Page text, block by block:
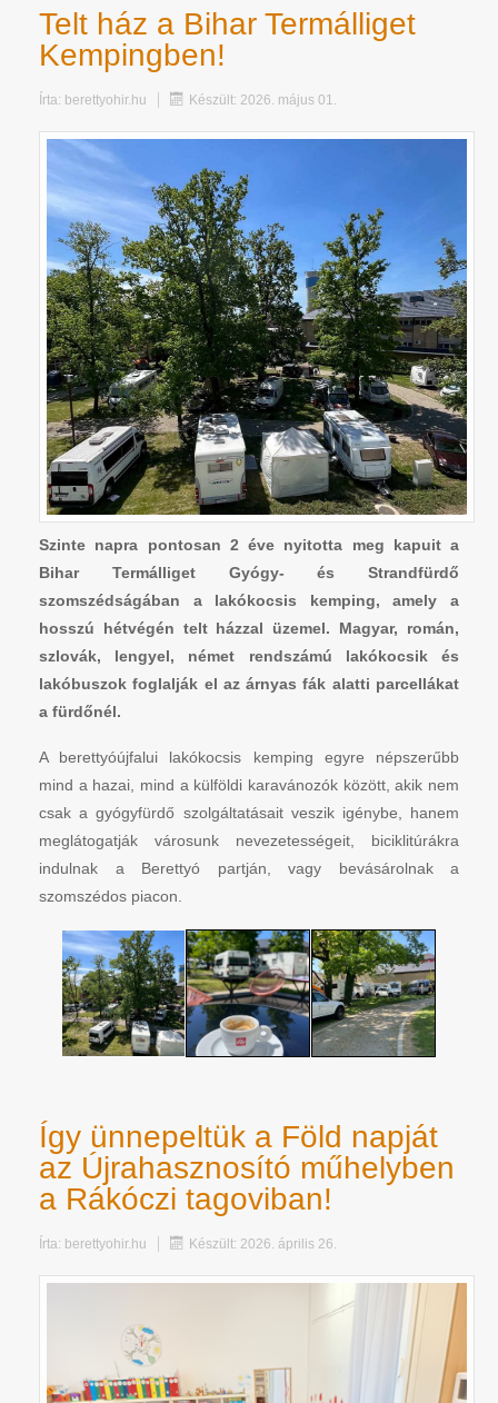
Telt ház a Bihar Termálliget
Kempingben!
Írta: berettyohir.hu Készült: 2026. május 01.
Szinte napra pontosan 2 éve nyitotta meg kapuit a
Bihar Termálliget Gyógy- és Strandfürdő
szomszédságában a lakókocsis kemping, amely a
hosszú hétvégén telt házzal üzemel. Magyar, román,
szlovák, lengyel, német rendszámú lakókocsik és
lakóbuszok foglalják el az árnyas fák alatti parcellákat
a fürdőnél.
A berettyóújfalui lakókocsis kemping egyre népszerűbb
mind a hazai, mind a külföldi karavánozók között, akik nem
csak a gyógyfürdő szolgáltatásait veszik igénybe, hanem
meglátogatják városunk nevezetességeit, biciklitúrákra
indulnak a Berettyó partján, vagy bevásárolnak a
szomszédos piacon.
Így ünnepeltük a Föld napját
az Újrahasznosító műhelyben
a Rákóczi tagoviban!
Írta: berettyohir.hu Készült: 2026. április 26.